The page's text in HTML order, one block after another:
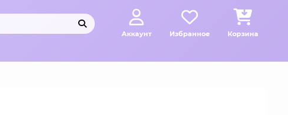
Аккаунт Избранное Корзина